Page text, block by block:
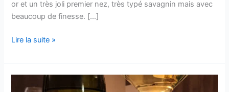
or et un très joli premier nez, très typé savagnin mais avec
beaucoup de finesse. […]
Côtes
Jura
–
Lire la suite »